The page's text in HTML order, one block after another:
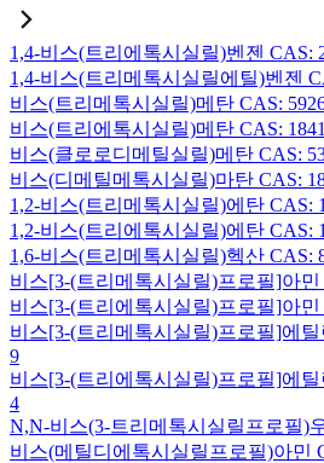
1,4-비스(트리에톡시실릴)벤젠 CAS:
1,4-비스(트리메톡시실릴에틸)벤젠
비스(트리메톡시실릴)메탄 CAS:
비스(트리에톡시실릴)메탄 CAS:
비스(클로로디메틸실릴)메탄 CAS:
비스(디메틸메톡시실릴)마탄 CAS:
1,2-비스(트리메톡시실릴)에탄 CAS:
1,2-비스(트리에톡시실릴)에탄 CAS:
1,6-비스(트리메톡시실릴)헥산 CAS:
비스[3-(트리메톡시실릴)프로필]아민
비스[3-(트리에톡시실릴)프로필]아민
비스[3-(트리메톡시실릴)프로필]에틸
9
비스[3-(트리에톡시실릴)프로필]에틸
4
N,N-비스(3-트리메톡시실릴프로필)
비스(메틸디에톡시실릴프로필)아민